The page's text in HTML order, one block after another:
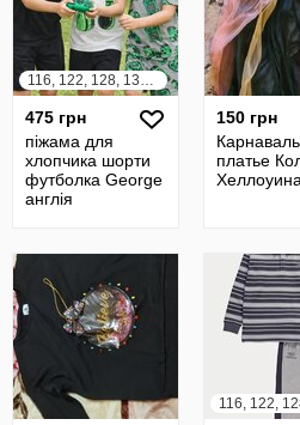
116, 122, 128, 134, 140, 146, 152, 158, 164
475 грн
піжама для
хлопчика шорти
футболка George
англія
150 грн
платье
Хеллоуина